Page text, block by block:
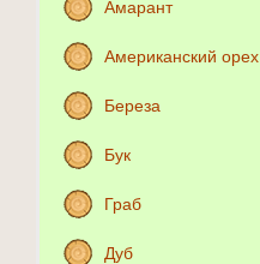
Амарант
Американский орех
Береза
Бук
Граб
Дуб